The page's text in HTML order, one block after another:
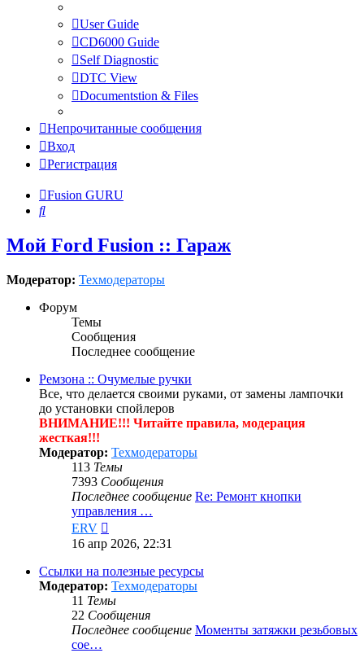
User Guide
CD6000 Guide
Self Diagnostic
DTC View
Documentstion & Files
Непрочитанные сообщения
Вход
Регистрация
Fusion GURU
Поиск
Мой Ford Fusion :: Гараж
Модератор: Техмодераторы
Форум
Темы
Сообщения
Последнее сообщение
Ремзона :: Очумелые ручки
Все, что делается своими руками, от замены лампочки
до установки спойлеров
ВНИМАНИЕ!!! Читайте правила, модерация
жесткая!!!
Модератор: Техмодераторы
113 Темы
7393 Сообщения
Последнее сообщение Re: Ремонт кнопки
управления …
ERV
к
последнему
сообщению
16 апр 2026, 22:31
Ссылки на полезные ресурсы
Модератор: Техмодераторы
11 Темы
22 Сообщения
Последнее сообщение Моменты затяжки резьбовых
сое…